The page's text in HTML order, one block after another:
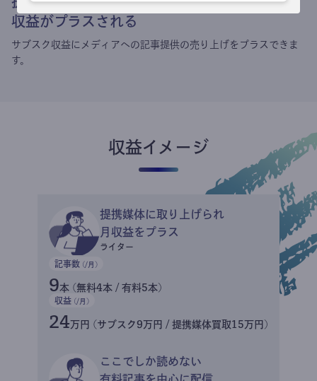
収益がプラスされる
サブスク収益にメディアへの記事提供の売り上げをプラスできま
す。
収益イメージ
提携媒体に取り上げられ
月収益をプラス
ライター
記事数 (/月)
9本 (無料4本 / 有料5本)
収益 (/月)
24万円 (サブスク9万円 / 提携媒体買取15万円)
ここでしか読めない